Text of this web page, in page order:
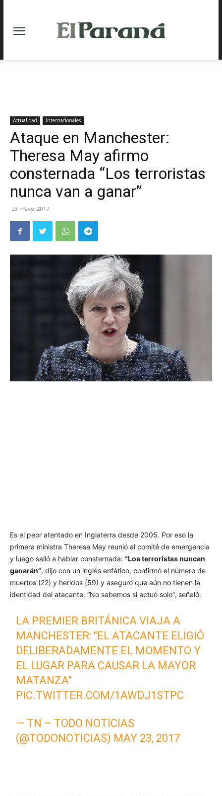
Actualidad Internacionales
Ataque en Manchester:
Theresa May afirmo
consternada “Los terroristas
nunca van a ganar”
23 mayo, 2017
Es el peor atentado en Inglaterra desde 2005. Por eso la
primera ministra Theresa May reunió al comité de emergencia
y luego salió a hablar consternada: “Los terroristas nuncan
ganarán”, dijo con un inglés enfático, confirmó el número de
muertos (22) y heridos (59) y aseguró que aún no tienen la
identidad del atacante. “No sabemos si actuó solo”, señaló.
LA PREMIER BRITÁNICA VIAJA A
MANCHESTER: "EL ATACANTE ELIGIÓ
DELIBERADAMENTE EL MOMENTO Y
EL LUGAR PARA CAUSAR LA MAYOR
MATANZA"
PIC.TWITTER.COM/1AWDJ1STPC
— TN – TODO NOTICIAS
(@TODONOTICIAS) MAY 23, 2017